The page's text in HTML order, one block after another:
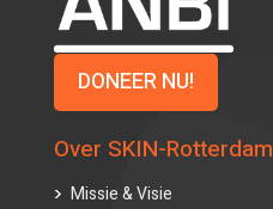
DONEER NU!
Over SKIN-Rotterdam
Missie & Visie